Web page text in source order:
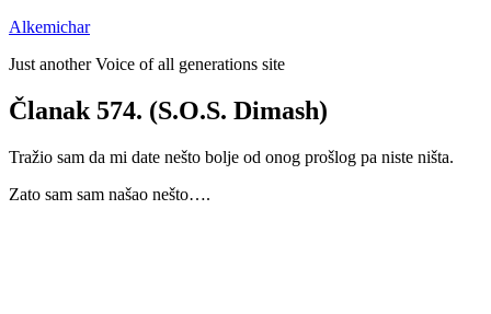
Preskoči
sadržaj
Alkemichar
Just another Voice of all generations site
Članak 574. (S.O.S. Dimash)
Tražio sam da mi date nešto bolje od onog prošlog pa niste ništa.
Zato sam sam našao nešto….